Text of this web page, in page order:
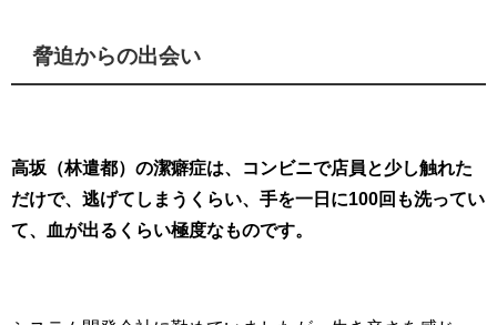
脅迫からの出会い
高坂（林遣都）の潔癖症は、コンビニで店員と少し触れた
だけで、逃げてしまうくらい、手を一日に100回も洗ってい
て、血が出るくらい極度なものです。